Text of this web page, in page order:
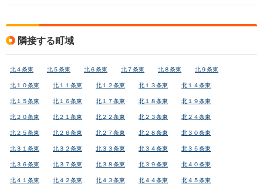
隣接する町域
北４条東 北５条東 北６条東 北７条東 北８条東 北９条東
北１０条東 北１１条東 北１２条東 北１３条東 北１４条東
北１５条東 北１６条東 北１７条東 北１８条東 北１９条東
北２０条東 北２１条東 北２２条東 北２３条東 北２４条東
北２５条東 北２６条東 北２７条東 北２８条東 北３０条東
北３１条東 北３２条東 北３３条東 北３４条東 北３５条東
北３６条東 北３７条東 北３８条東 北３９条東 北４０条東
北４１条東 北４２条東 北４３条東 北４４条東 北４５条東